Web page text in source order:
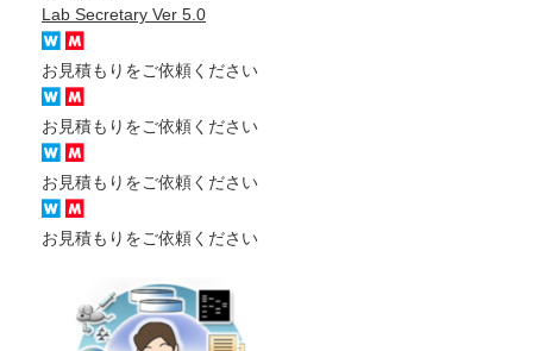
Lab Secretary Ver 5.0
お見積もりをご依頼ください
お見積もりをご依頼ください
お見積もりをご依頼ください
お見積もりをご依頼ください